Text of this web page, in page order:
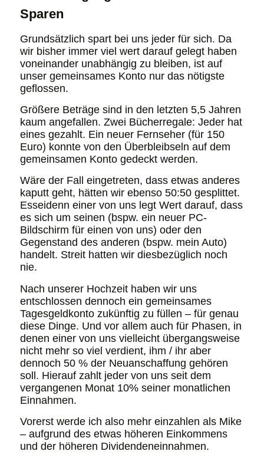
Sparen
Grundsätzlich spart bei uns jeder für sich. Da
wir bisher immer viel wert darauf gelegt haben
voneinander unabhängig zu bleiben, ist auf
unser gemeinsames Konto nur das nötigste
geflossen.
Größere Beträge sind in den letzten 5,5 Jahren
kaum angefallen. Zwei Bücherregale: Jeder hat
eines gezahlt. Ein neuer Fernseher (für 150
Euro) konnte von den Überbleibseln auf dem
gemeinsamen Konto gedeckt werden.
Wäre der Fall eingetreten, dass etwas anderes
kaputt geht, hätten wir ebenso 50:50 gesplittet.
Esseidenn einer von uns legt Wert darauf, dass
es sich um seinen (bspw. ein neuer PC-
Bildschirm für einen von uns) oder den
Gegenstand des anderen (bspw. mein Auto)
handelt. Streit hatten wir diesbezüglich noch
nie.
Nach unserer Hochzeit haben wir uns
entschlossen dennoch ein gemeinsames
Tagesgeldkonto zukünftig zu füllen – für genau
diese Dinge. Und vor allem auch für Phasen, in
denen einer von uns vielleicht übergangsweise
nicht mehr so viel verdient, ihm / ihr aber
dennoch 50 % der Neuanschaffung gehören
soll. Hierauf zahlt jeder von uns seit dem
vergangenen Monat 10% seiner monatlichen
Einnahmen.
Vorerst werde ich also mehr einzahlen als Mike
– aufgrund des etwas höheren Einkommens
und der höheren Dividendeneinnahmen.